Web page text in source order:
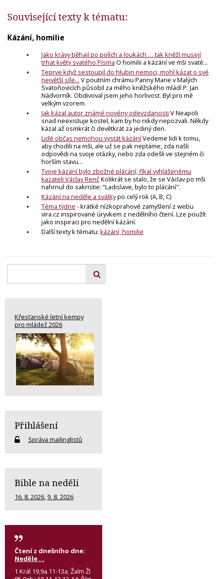
Související texty k tématu:
Kázání, homilie
Jako krávy běhají po polích a loukách … tak kněží musejí
trhat květy svatého Písma O homilii a kázání ve mši svaté...
Teprve když sestoupil do hlubin nemoci, mohl kázat o své
největší síle... V poutním chrámu Panny Marie v Malých
Svatoňovicích působil za mého kněžského mládí P. Jan
Nádvorník. Obdivoval jsem jeho horlivost. Byl pro mě
velkým vzorem.
Jak kázal autor známé novény odevzdanosti V Neapoli
snad neexistuje kostel, kam by ho nikdy nepozvali. Někdy
kázal až osmkrát či devětkrát za jediný den.
Lidé občas nemohou vystát kázáníVedeme lidi k tomu,
aby chodili na mši, ale už se pak neptáme, zda našli
odpovědi na svoje otázky, nebo zda odešli ve stejném či
horším stavu...
Tvoje kázání bylo zbožné plácání, říkal vyhlášenému
kazateli Václav RenčKolikrát se stalo, že se Václav po mši
nahrnul do sakristie: “Ladislave, bylo to plácání".
Kázání na neděle a svátkypo celý rok (A, B, C)
Téma týdne - krátké nízkoprahové zamyšlení z webu
vira.cz inspirované úryvkem z nedělního čtení. Lze použít
jako inspiraci pro nedělní kázání.
Další texty k tématu: kázání, homilie
Křesťanské letní kempy
pro mládež 2026
Přihlášení
Správa mailinglistů
Bible na neděli
16. 8. 2026, 9. 8. 2026
Čtení z dnešního dne:
Neděle . .
1 Král 19,9a.11-13a; Žalm Žl